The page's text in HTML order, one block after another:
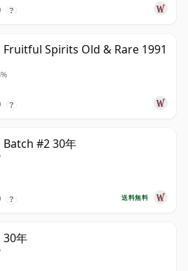
?
Spirits Old & Rare 1991
?
#2 30年
送料無料
?
年